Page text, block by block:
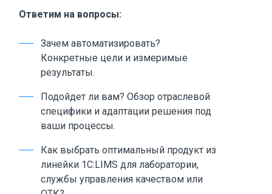
Ответим на вопросы:
Зачем автоматизировать?
Конкретные цели и измеримые
результаты.
Подойдет ли вам? Обзор отраслевой
специфики и адаптации решения под
ваши процессы.
Как выбрать оптимальный продукт из
линейки 1С:LIMS для лаборатории,
службы управления качеством или